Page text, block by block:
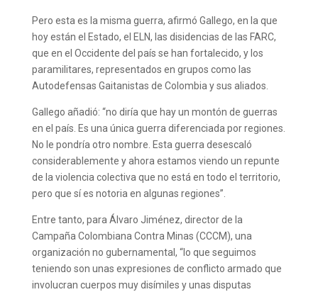
Pero esta es la misma guerra, afirmó Gallego, en la que
hoy están el Estado, el ELN, las disidencias de las FARC,
que en el Occidente del país se han fortalecido, y los
paramilitares, representados en grupos como las
Autodefensas Gaitanistas de Colombia y sus aliados.
Gallego añadió: “no diría que hay un montón de guerras
en el país. Es una única guerra diferenciada por regiones.
No le pondría otro nombre. Esta guerra desescaló
considerablemente y ahora estamos viendo un repunte
de la violencia colectiva que no está en todo el territorio,
pero que sí es notoria en algunas regiones”.
Entre tanto, para Álvaro Jiménez, director de la
Campaña Colombiana Contra Minas (CCCM), una
organización no gubernamental, “lo que seguimos
teniendo son unas expresiones de conflicto armado que
involucran cuerpos muy disímiles y unas disputas